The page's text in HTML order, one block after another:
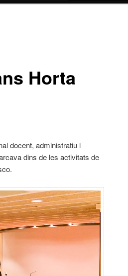
Horta
docent, administratiu i
dins de les activitats de